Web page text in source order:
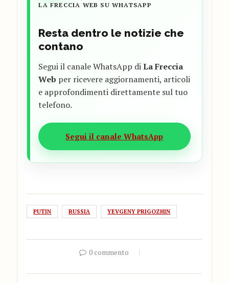
LA FRECCIA WEB SU WHATSAPP
Resta dentro le notizie che
contano
Segui il canale WhatsApp diLa Freccia
Web per ricevere aggiornamenti, articoli
e approfondimenti direttamente sul tuo
telefono.
Segui il canale WhatsApp
PUTIN RUSSIA YEVGENY PRIGOZHIN
0 commento